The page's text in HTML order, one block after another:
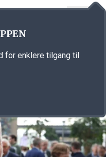
for enklere tilgang til